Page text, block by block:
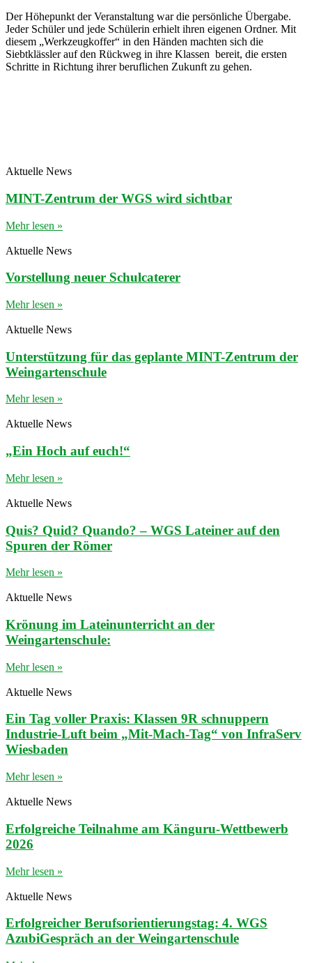
Der Höhepunkt der Veranstaltung war die persönliche Übergabe.
Jeder Schüler und jede Schülerin erhielt ihren eigenen Ordner. Mit
diesem „Werkzeugkoffer“ in den Händen machten sich die
Siebtklässler auf den Rückweg in ihre Klassen bereit, die ersten
Schritte in Richtung ihrer beruflichen Zukunft zu gehen.
Aktuelle News
MINT-Zentrum der WGS wird sichtbar
Mehr lesen »
Aktuelle News
Vorstellung neuer Schulcaterer
Mehr lesen »
Aktuelle News
Unterstützung für das geplante MINT-Zentrum der
Weingartenschule
Mehr lesen »
Aktuelle News
„Ein Hoch auf euch!“
Mehr lesen »
Aktuelle News
Quis? Quid? Quando? – WGS Lateiner auf den
Spuren der Römer
Mehr lesen »
Aktuelle News
Krönung im Lateinunterricht an der
Weingartenschule:
Mehr lesen »
Aktuelle News
Ein Tag voller Praxis: Klassen 9R schnuppern
Industrie-Luft beim „Mit-Mach-Tag“ von InfraServ
Wiesbaden
Mehr lesen »
Aktuelle News
Erfolgreiche Teilnahme am Känguru-Wettbewerb
2026
Mehr lesen »
Aktuelle News
Erfolgreicher Berufsorientierungstag: 4. WGS
AzubiGespräch an der Weingartenschule